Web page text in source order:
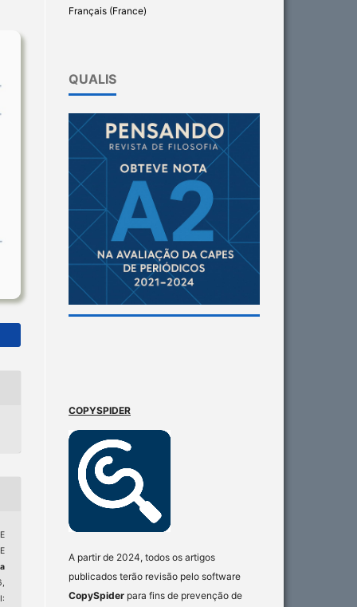
Français (France)
QUALIS
COPYSPIDER
A partir de 2024, todos os artigos
publicados terão revisão pelo software
CopySpider para fins de prevenção de